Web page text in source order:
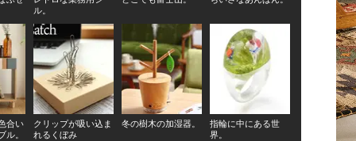
ル。
合い
ル。
クリップが吸い込ま
れるくぼみ
冬の樹木の加湿器。
指輪に中にある世
界。